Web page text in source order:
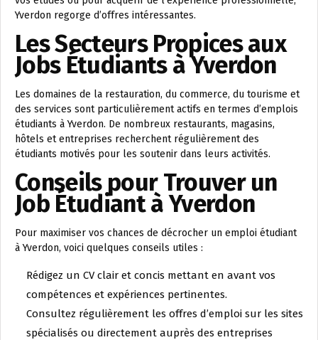
Yverdon regorge d’offres intéressantes.
Les Secteurs Propices aux
Jobs Étudiants à Yverdon
Les domaines de la restauration, du commerce, du tourisme et
des services sont particulièrement actifs en termes d’emplois
étudiants à Yverdon. De nombreux restaurants, magasins,
hôtels et entreprises recherchent régulièrement des
étudiants motivés pour les soutenir dans leurs activités.
Conseils pour Trouver un
Job Étudiant à Yverdon
Pour maximiser vos chances de décrocher un emploi étudiant
à Yverdon, voici quelques conseils utiles :
Rédigez un CV clair et concis mettant en avant vos
compétences et expériences pertinentes.
Consultez régulièrement les offres d’emploi sur les sites
spécialisés ou directement auprès des entreprises